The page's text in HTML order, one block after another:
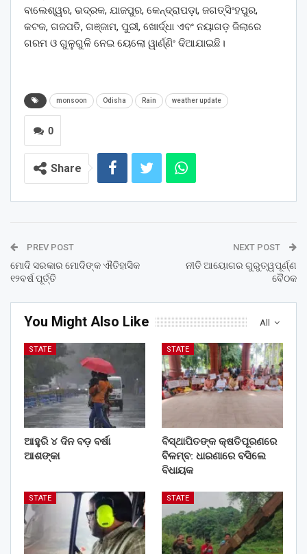
ବାଲେଶ୍ୱର, ଭଦ୍ରକ, ଯାଜପୁର, କେନ୍ଦ୍ରାପଡ଼ା, ଜଗତ୍‌ସିଂହପୁର,
କଟକ, ଗଜପତି, ଗଞ୍ଜାମ, ପୁରୀ, ଖୋର୍ଦ୍ଧା ଏବଂ ନୟାଗଡ଼ ଜିଲାରେ
ଗରମ ଓ ଗୁଳୁଗୁଳି ନେଇ ୟେଲୋ ୱାର୍ଣ୍ଣିଂ ଦିଆଯାଇଛି।
monsoon Odisha Rain weather update
0
Share
PREV POST
ମୋଦି ସରକାର ମୋଦିଙ୍କ ଐତିହାସିକ
୧୨ବର୍ଷ ପୂର୍ତ୍ତି
NEXT POST
ନୀତି ଆୟୋଗର ଗୁରୁତ୍ୱପୂର୍ଣ୍ଣ
ବୈଠକ
All
You Might Also Like
STATE
ଆହୁରି ୪ ଦିନ ବଡ଼ ବର୍ଷା
ଆଶଙ୍କା
STATE
ବିସ୍ଥାପିତଙ୍କ କ୍ଷତିପୂରଣରେ
ବିଳମ୍ବ: ଧାରଣାରେ ବସିଲେ
ବିଧାୟକ
STATE STATE